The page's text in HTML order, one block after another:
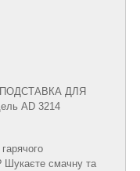
Шукаєте смачну та